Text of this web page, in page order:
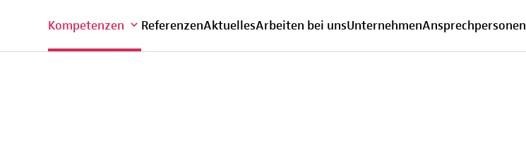
Kompetenzen
ReferenzenAktuellesArbeiten bei unsUnternehmenAnsprechpersonen